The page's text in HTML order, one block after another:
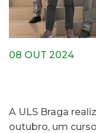
08 OUT 2024
A ULS Braga
outubro, um